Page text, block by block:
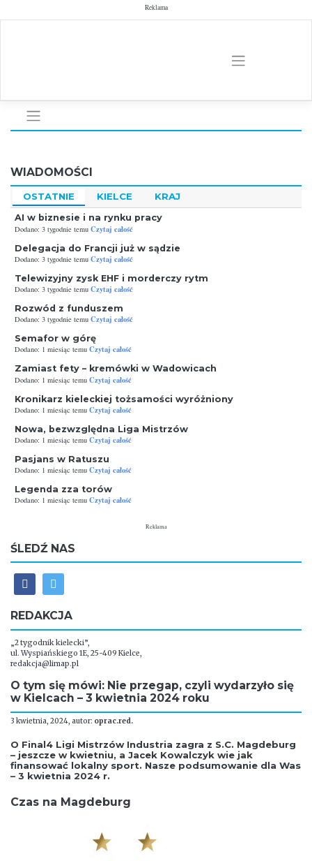
to
Reklama
O tym się mówi: Nie przegap, czyli wydarzyło się
w Kielcach – 3 kwietnia 2024 roku
3 kwietnia, 2024, autor: oprac.red.
O Final4 Ligi Mistrzów Industria zagra z S.C. Magdeburg
– jeszcze w kwietniu, a Jacek Kowalczyk wie jak
finansować lokalny sport. Nasze podsumowanie dla Was
– 3 kwietnia 2024 r.
Czas na Magdeburg
WIADOMOŚCI
OSTATNIE KIELCE KRAJ
AI w biznesie i na rynku pracy
Dodano: 3 tygodnie temu Czytaj całość
Delegacja do Francji już w sądzie
Dodano: 3 tygodnie temu Czytaj całość
Telewizyjny zysk EHF i morderczy rytm
Dodano: 3 tygodnie temu Czytaj całość
Rozwód z funduszem
Dodano: 3 tygodnie temu Czytaj całość
Semafor w górę
Dodano: 1 miesiąc temu Czytaj całość
Zamiast fety – kremówki w Wadowicach
Dodano: 1 miesiąc temu Czytaj całość
Kronikarz kieleckiej tożsamości wyróżniony
Dodano: 1 miesiąc temu Czytaj całość
Nowa, bezwzględna Liga Mistrzów
Dodano: 1 miesiąc temu Czytaj całość
Pasjans w Ratuszu
Dodano: 1 miesiąc temu Czytaj całość
Legenda zza torów
Dodano: 1 miesiąc temu Czytaj całość
Reklama
ŚLEDŹ NAS
REDAKCJA
„2 tygodnik kielecki”,
ul. Wyspiańskiego 1E, 25-409 Kielce,
redakcja@limap.pl